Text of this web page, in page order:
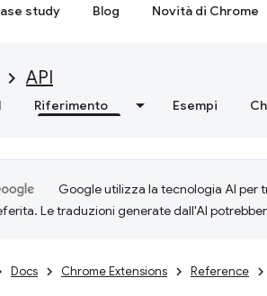
study Blog Novità di Chrome
API
Riferimento Esempi
Google utilizza la tecnologia AI per
Le traduzioni generate dall'AI
Docs Chrome Extensions Reference